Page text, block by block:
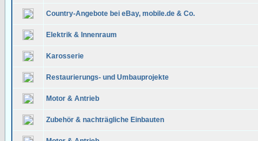
Country-Angebote bei eBay, mobile.de & Co.
Elektrik & Innenraum
Karosserie
Restaurierungs- und Umbauprojekte
Motor & Antrieb
Zubehör & nachträgliche Einbauten